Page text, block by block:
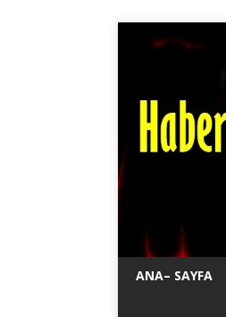
ANA– SAYFA